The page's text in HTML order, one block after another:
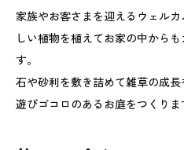
家族やお客さまを迎えるウェル
しい植物を植えてお家の中から
す。
石や砂利を敷き詰めて雑草の成長
遊びゴコロのあるお庭をつくりま